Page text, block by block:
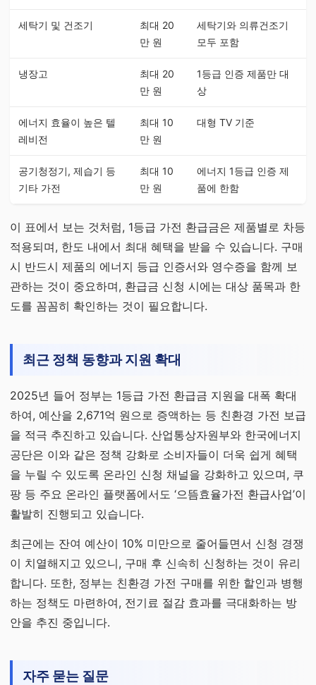
세탁기 및 건조기
최대 20
만 원
세탁기와 의류건조기
모두 포함
냉장고
최대 20
만 원
1등급 인증 제품만 대
상
에너지 효율이 높은 텔
레비전
최대 10
만 원
대형 TV 기준
공기청정기, 제습기 등
기타 가전
최대 10
만 원
에너지 1등급 인증 제
품에 한함
이 표에서 보는 것처럼, 1등급 가전 환급금은 제품별로 차등
적용되며, 한도 내에서 최대 혜택을 받을 수 있습니다. 구매
시 반드시 제품의 에너지 등급 인증서와 영수증을 함께 보
관하는 것이 중요하며, 환급금 신청 시에는 대상 품목과 한
도를 꼼꼼히 확인하는 것이 필요합니다.
최근 정책 동향과 지원 확대
2025년 들어 정부는 1등급 가전 환급금 지원을 대폭 확대
하여, 예산을 2,671억 원으로 증액하는 등 친환경 가전 보급
을 적극 추진하고 있습니다. 산업통상자원부와 한국에너지
공단은 이와 같은 정책 강화로 소비자들이 더욱 쉽게 혜택
을 누릴 수 있도록 온라인 신청 채널을 강화하고 있으며, 쿠
팡 등 주요 온라인 플랫폼에서도 ‘으뜸효율가전 환급사업’이
활발히 진행되고 있습니다.
최근에는 잔여 예산이 10% 미만으로 줄어들면서 신청 경쟁
이 치열해지고 있으니, 구매 후 신속히 신청하는 것이 유리
합니다. 또한, 정부는 친환경 가전 구매를 위한 할인과 병행
하는 정책도 마련하여, 전기료 절감 효과를 극대화하는 방
안을 추진 중입니다.
자주 묻는 질문